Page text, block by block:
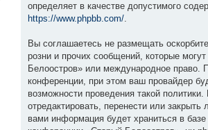
определяет в качестве допустимого
https://www.phpbb.com/.
Вы соглашаетесь не размещать
розни и прочих сообщений, которые
Белоостров» или международное право.
конференции, при этом ваш провайдер
возможности проведения такой
отредактировать, перенести или
вами информация будет храниться в